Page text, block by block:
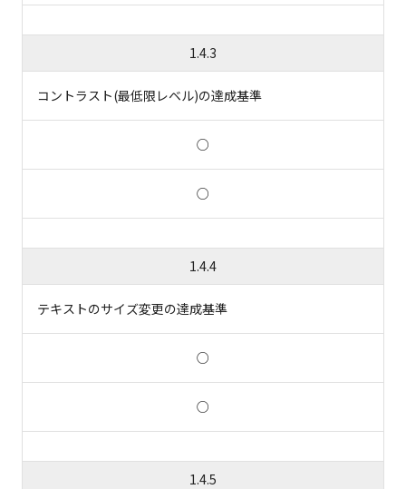
1.4.3
コントラスト(最低限レベル)の達成基準
○
○
1.4.4
テキストのサイズ変更の達成基準
○
○
1.4.5